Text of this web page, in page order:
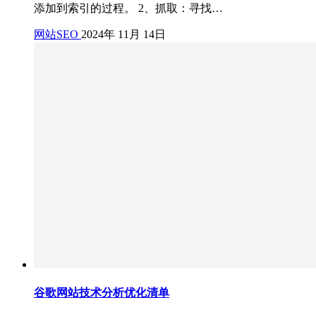
添加到索引的过程。 2、抓取：寻找…
网站SEO 2024年 11月 14日
谷歌网站技术分析优化清单